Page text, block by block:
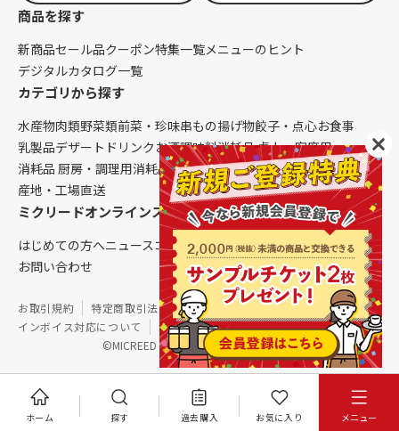
ホーム 探す 過去購入 お気に入り メニュー
商品を探す
新商品セール品クーポン特集一覧メニューのヒント
デジタルカタログ一覧
カテゴリから探す
水産物肉類野菜類前菜・珍味串もの揚げ物餃子・点心お食事
乳製品デザート ドリンク お酒調味料消耗品 卓上・客席用
消耗品 厨房・調理用消耗品 クレンリネス生鮮品（配送便限定）
産地・工場直送
ミクリードオンラインストアについて
はじめての方へニュースコラムご利用ガイド会社概要
お問い合わせ
©MICREED CO.,LTD. All Rights Reserved.
お取引規約 特定商取引法に基づく表記
個人情報保護方針
インボイス対応について
サイトマップ